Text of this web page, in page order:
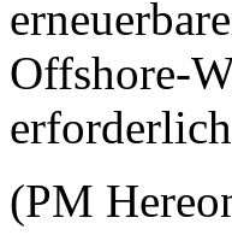
Offshore-
(PM